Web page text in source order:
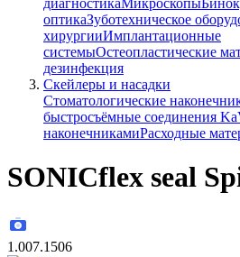
диагностикаМикроскопы
оптикаЗуботехническое
хирургииИмплантационные
системыОстеопластические
дезинфекция
Скейлеры и насадки
Стоматологические
быстросъёмные соединения
наконечникамиРасходные
SONICflex seal
1.007.1506